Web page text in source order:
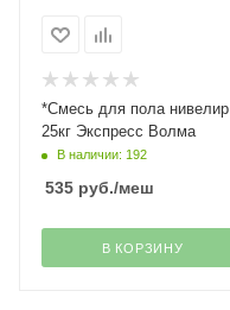
*Смесь для пола нивелир
25кг Экспресс Волма
В наличии: 192
535 руб./меш
В КОРЗИНУ